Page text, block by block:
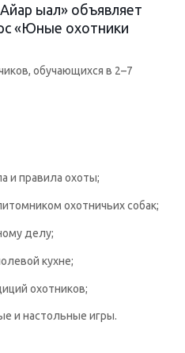
ыал» объявляет
«Юные охотники
обучающихся в 2–7
и правила охоты;
охотничьих собак;
делу;
кухне;
охотников;
и настольные игры.